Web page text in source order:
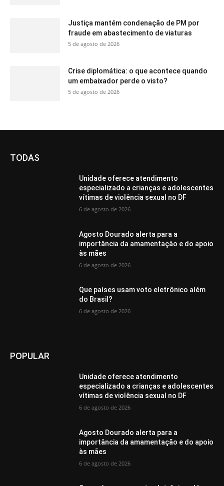
Justiça mantém condenação de PM por
fraude em abastecimento de viaturas
5 de agosto de 2026
Crise diplomática: o que acontece quando
um embaixador perde o visto?
5 de agosto de 2026
TODAS
Unidade oferece atendimento
especializado a crianças e adolescentes
vítimas de violência sexual no DF
6 de agosto de 2026
Agosto Dourado alerta para a
importância da amamentação e do apoio
às mães
6 de agosto de 2026
Que países usam voto eletrônico além
do Brasil?
6 de agosto de 2026
POPULAR
Unidade oferece atendimento
especializado a crianças e adolescentes
vítimas de violência sexual no DF
6 de agosto de 2026
Agosto Dourado alerta para a
importância da amamentação e do apoio
às mães
6 de agosto de 2026